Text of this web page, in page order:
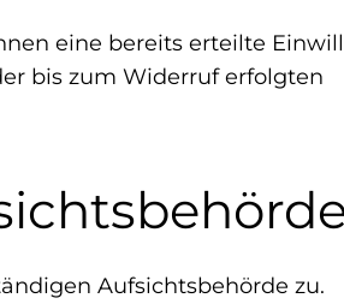
eine bereits erteilte
bis zum Widerruf erfolgten
Aufsichtsbehörde zu.